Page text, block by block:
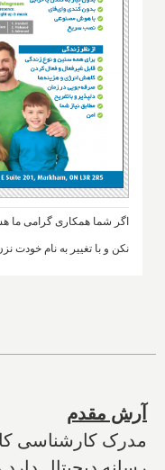
اگر شما همکاری گرامی ما
نکن و با تغییر به نام
آرش مقدم
مدرک کارشناسی